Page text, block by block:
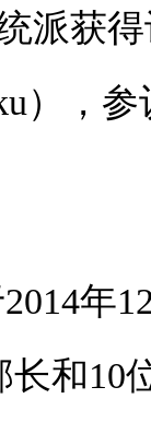
派获
），参
年
长和10